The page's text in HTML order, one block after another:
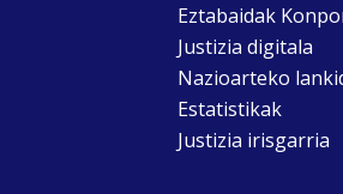
Eztabaidak
Justizia digitala
Nazioarteko
Estatistikak
Justizia irisgarria